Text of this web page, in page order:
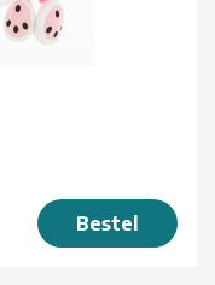
Bestel